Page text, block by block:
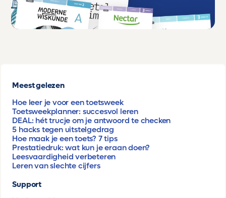
Meest gelezen
Hoe leer je voor een toetsweek
Toetsweekplanner: succesvol leren
DEAL: hét trucje om je antwoord te checken
5 hacks tegen uitstelgedrag
Hoe maak je een toets? 7 tips
Prestatiedruk: wat kun je eraan doen?
Leesvaardigheid verbeteren
Leren van slechte cijfers
Support